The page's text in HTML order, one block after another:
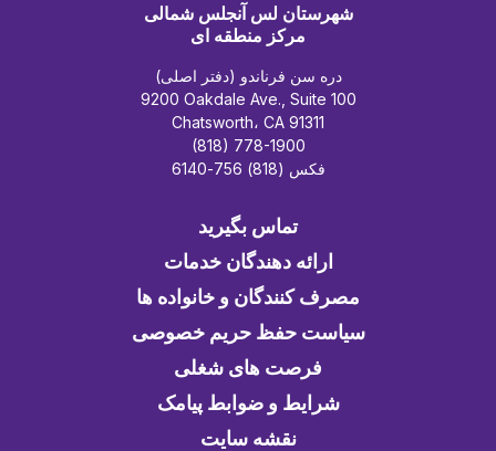
شهرستان لس آنجلس شمالی
مرکز منطقه ای
دره سن فرناندو (دفتر اصلی)
9200 Oakdale Ave., Suite 100
Chatsworth، CA 91311
(818) 778-1900
فکس (818) 756-6140
تماس بگیرید
ارائه دهندگان خدمات
مصرف کنندگان و خانواده ها
سیاست حفظ حریم خصوصی
فرصت های شغلی
شرایط و ضوابط پیامک
نقشه سایت